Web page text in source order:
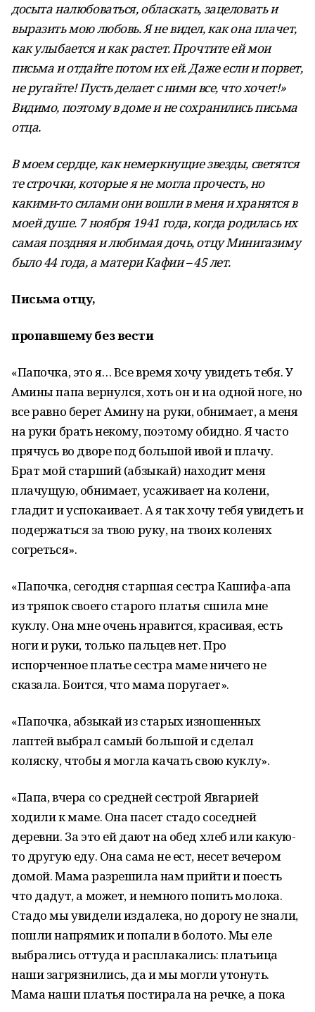
досыта налюбоваться, обласкать, зацеловать и
выразить мою любовь. Я не видел, как она плачет,
как улыбается и как растет. Прочтите ей мои
письма и отдайте потом их ей. Даже если и порвет,
не ругайте! Пусть делает с ними все, что хочет!»
Видимо, поэтому в доме и не сохранились письма
отца.
В моем сердце, как немеркнущие звезды, светятся
те строчки, которые я не могла прочесть, но
какими-то силами они вошли в меня и хранятся в
моей душе. 7 ноября 1941 года, когда родилась их
самая поздняя и любимая дочь, отцу Минигазиму
было 44 года, а матери Кафии – 45 лет.
Письма отцу,
пропавшему без вести
«Папочка, это я… Все время хочу увидеть тебя. У
Амины папа вернулся, хоть он и на одной ноге, но
все равно берет Амину на руки, обнимает, а меня
на руки брать некому, поэтому обидно. Я часто
прячусь во дворе под большой ивой и плачу.
Брат мой старший (абзыкай) находит меня
плачущую, обнимает, усаживает на колени,
гладит и успокаивает. А я так хочу тебя увидеть и
подержаться за твою руку, на твоих коленях
согреться».
«Папочка, сегодня старшая сестра Кашифа-апа
из тряпок своего старого платья сшила мне
куклу. Она мне очень нравится, красивая, есть
ноги и руки, только пальцев нет. Про
испорченное платье сестра маме ничего не
сказала. Боится, что мама поругает».
«Папочка, абзыкай из старых изношенных
лаптей выбрал самый большой и сделал
коляску, чтобы я могла качать свою куклу».
«Папа, вчера со средней сестрой Явгарией
ходили к маме. Она пасет стадо соседней
деревни. За это ей дают на обед хлеб или какую-
то другую еду. Она сама не ест, несет вечером
домой. Мама разрешила нам прийти и поесть
что дадут, а может, и немного попить молока.
Стадо мы увидели издалека, но дорогу не знали,
пошли напрямик и попали в болото. Мы еле
выбрались оттуда и расплакались: платьица
наши загрязнились, да и мы могли утонуть.
Мама наши платья постирала на речке, а пока